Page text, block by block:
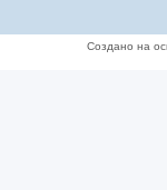
Создано на